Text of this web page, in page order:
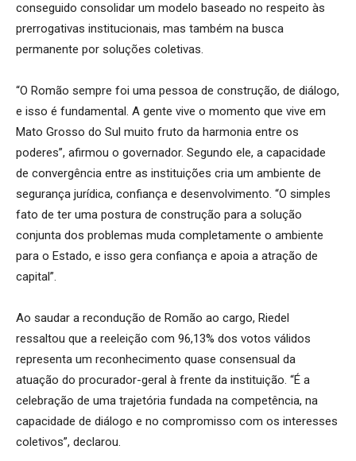
conseguido consolidar um modelo baseado no respeito às
prerrogativas institucionais, mas também na busca
permanente por soluções coletivas.
“O Romão sempre foi uma pessoa de construção, de diálogo,
e isso é fundamental. A gente vive o momento que vive em
Mato Grosso do Sul muito fruto da harmonia entre os
poderes”, afirmou o governador. Segundo ele, a capacidade
de convergência entre as instituições cria um ambiente de
segurança jurídica, confiança e desenvolvimento. “O simples
fato de ter uma postura de construção para a solução
conjunta dos problemas muda completamente o ambiente
para o Estado, e isso gera confiança e apoia a atração de
capital”.
Ao saudar a recondução de Romão ao cargo, Riedel
ressaltou que a reeleição com 96,13% dos votos válidos
representa um reconhecimento quase consensual da
atuação do procurador-geral à frente da instituição. “É a
celebração de uma trajetória fundada na competência, na
capacidade de diálogo e no compromisso com os interesses
coletivos”, declarou.